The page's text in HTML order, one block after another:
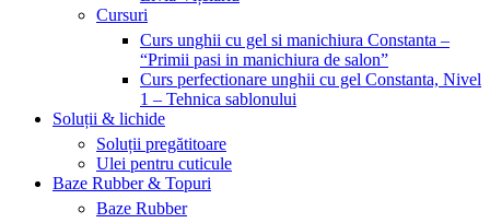
Cursuri
Curs unghii cu gel si manichiura Constanta –
“Primii pasi in manichiura de salon”
Curs perfectionare unghii cu gel Constanta, Nivel
1 – Tehnica sablonului
Soluții & lichide
Soluții pregătitoare
Ulei pentru cuticule
Baze Rubber & Topuri
Baze Rubber